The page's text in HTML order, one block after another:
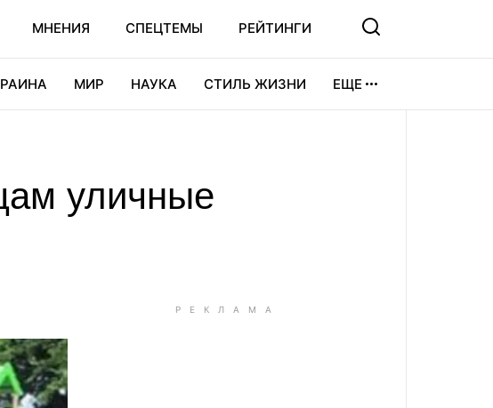
МНЕНИЯ СПЕЦТЕМЫ РЕЙТИНГИ
МИР НАУКА СТИЛЬ ЖИЗНИ ЕЩЕ
уличные